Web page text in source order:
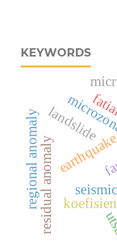
KEYWORDS
residual anomaly
regional anomaly landslide